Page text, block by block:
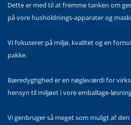
Dette er med til at fremme tanken om
på vore husholdnings-apparater og
Vi fokuserer på miljø, kvalitet og en
pakke.
Bæredygtighed er en nøgleværdi for
hensyn til miljøet i vore emballage-
Vi genbruger så meget som muligt af